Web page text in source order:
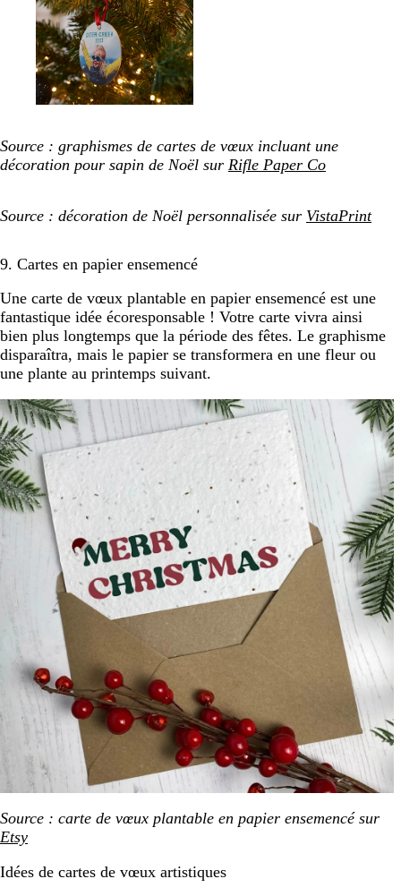
Source : graphismes de cartes de vœux incluant une
décoration pour sapin de Noël sur Rifle Paper Co
Source : décoration de Noël personnalisée sur VistaPrint
9. Cartes en papier ensemencé
Une carte de vœux plantable en papier ensemencé est une
fantastique idée écoresponsable ! Votre carte vivra ainsi
bien plus longtemps que la période des fêtes. Le graphisme
disparaîtra, mais le papier se transformera en une fleur ou
une plante au printemps suivant.
Source : carte de vœux plantable en papier ensemencé sur
Etsy
Idées de cartes de vœux artistiques